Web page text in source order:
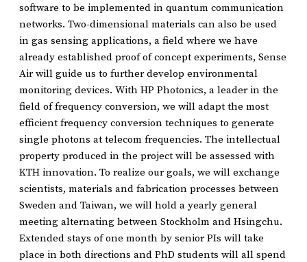
software to be implemented in quantum communication
networks. Two-dimensional materials can also be used
in gas sensing applications, a field where we have
already established proof of concept experiments, Sense
Air will guide us to further develop environmental
monitoring devices. With HP Photonics, a leader in the
field of frequency conversion, we will adapt the most
efficient frequency conversion techniques to generate
single photons at telecom frequencies. The intellectual
property produced in the project will be assessed with
KTH innovation. To realize our goals, we will exchange
scientists, materials and fabrication processes between
Sweden and Taiwan, we will hold a yearly general
meeting alternating between Stockholm and Hsingchu.
Extended stays of one month by senior PIs will take
place in both directions and PhD students will all spend